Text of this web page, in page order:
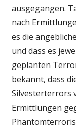
ausgegangen.
nach
es die
und dass es
geplanten
bekannt, dass
Silvesterterrors
Ermittlungen